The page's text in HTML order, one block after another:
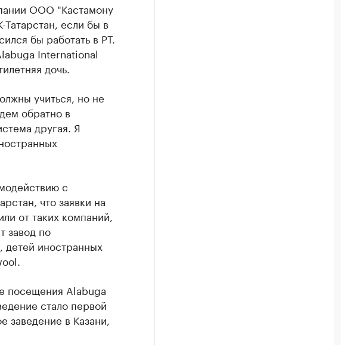
ООО "Кастамону
если бы в
бы работать в РТ.
International
дочь.
учиться, но не
обратно в
другая. Я
с
что заявки на
от таких компаний,
завод по
детей иностранных
посещения Alabuga
стало первой
в Казани,